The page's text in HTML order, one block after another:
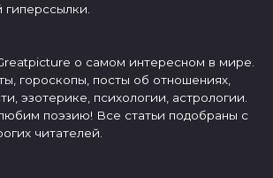
о самом интересном в мире.
гороскопы, посты об отношениях,
эзотерике, психологии, астрологии.
поэзию! Все статьи подобраны с
читателей.